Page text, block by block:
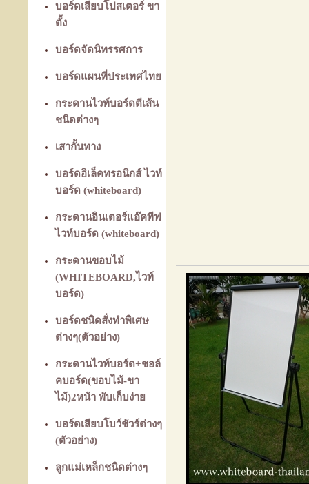
บอร์ดเสียบโปสเตอร์ ขา
ตั้ง
บอร์ดจัดนิทรรศการ
บอร์ดแผนที่ประเทศไทย
กระดานไวท์บอร์ดตีเส้น
ชนิดต่างๆ
เสากั้นทาง
บอร์ดอิเล็คทรอนิกส์ ไวท์
บอร์ด (whiteboard)
กระดานอินเตอร์แอ๊คทีฟ
ไวท์บอร์ด (whiteboard)
กระดานขอบไม้
(WHITEBOARD,ไวท์
บอร์ด)
บอร์ดชนิดสั่งทำพิเศษ
ต่างๆ(ตัวอย่าง)
กระดานไวท์บอร์ด+ชอล์
คบอร์ด(ขอบไม้-ขา
ไม้)2หน้า พับเก็บง่าย
บอร์ดเสียบโบว์ชัวร์ต่างๆ
(ตัวอย่าง)
ลูกแม่เหล็กชนิดต่างๆ